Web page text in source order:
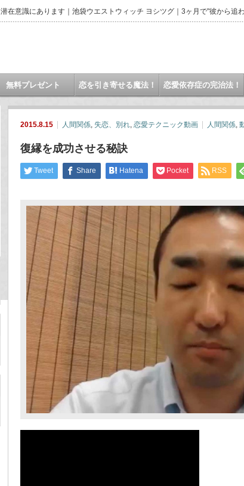
在意識にあります｜池袋ウエストウィッチ ヨシツグ｜3ヶ月で"彼から追
無料プレゼント 恋を引き寄せる魔法！ 恋愛依存症の完治法！
2015.8.15 人間関係, 失恋、別れ, 恋愛テクニック動画 人間関係,
復縁を成功させる秘訣
Tweet Share Hatena Pocket RSS